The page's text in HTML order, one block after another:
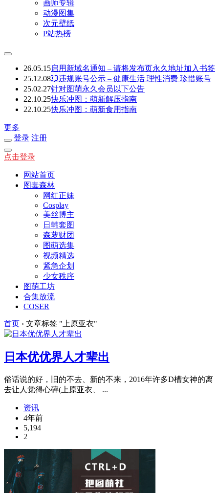
画师专辑
动漫图集
次元壁纸
P站热榜
26.05.15启用新域名通知 – 请将发布页永久地址加入书签
25.12.08💥违规账号公示 – 健康生活 理性消费 珍惜账号
25.02.27针对图萌永久会员以下公告
22.10.25快乐冲图：萌新解压指南
22.10.25快乐冲图：萌新食用指南
更多
登录 注册
点击登录
网站首页
图毒森林
网红正妹
Cosplay
美丝博主
日韩套图
森萝财团
图萌选集
视频精选
紧急企划
少女秩序
图萌工坊
合集放流
COSER
首页 › 文章标签 "上原亚衣"
日本优优界人才辈出
俗话说的好，旧的不去、新的不来，2016年许多D槽女神的离
去让人觉得心碎(上原亚衣、 ...
资讯
4年前
5,194
2